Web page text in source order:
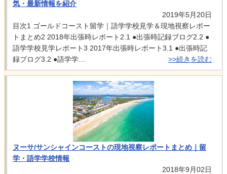
気・最新情報を紹介
2019年5月20日
目次1 ゴールドコースト留学｜語学学校見学＆現地視察レポー
トまとめ2 2018年出張時レポート2.1 ●出張時記録ブログ2.2 ●
語学学校見学レポート3 2017年出張時レポート3.1 ●出張時記
録ブログ3.2 ●語学学…
>>続きを読む
ヌーサ/サンシャインコーストの現地視察レポートまとめ｜留
学・語学学校情報
2018年9月02日